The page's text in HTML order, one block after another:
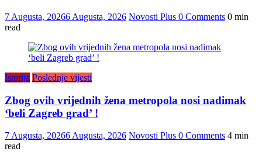
7 Augusta, 20266 Augusta, 2026 Novosti Plus 0 Comments 0 min
read
Istorija Poslednje vijesti
Zbog ovih vrijednih žena metropola nosi nadimak
‘beli Zagreb grad’ !
7 Augusta, 20266 Augusta, 2026 Novosti Plus 0 Comments 4 min
read